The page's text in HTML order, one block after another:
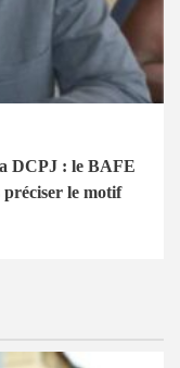
DCPJ : le BAFE
préciser le motif